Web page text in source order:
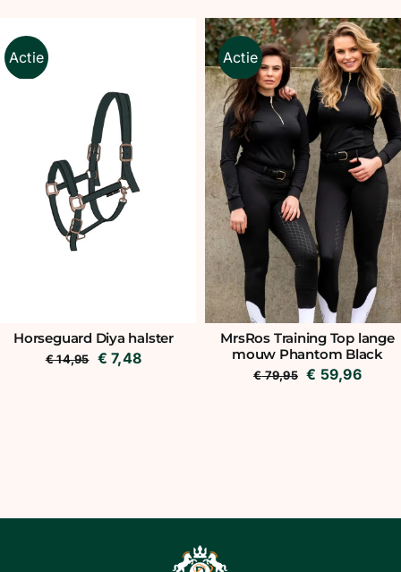
was:
€ 49,95.
is:
€
Actie
Horseguard Diya halster
€14,95 Oorspronkelijke
€ 7,48Huidige
Actie
MrsRos Training Top lange
mouw Phantom Black
€79,95 € 59,96